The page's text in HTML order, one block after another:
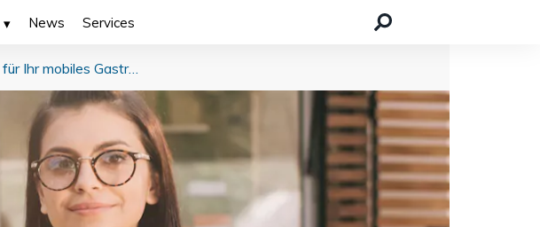
News Services
Foodtruck eröffnen: Der ultimative Guide für Ihr mobiles Gastro-Business